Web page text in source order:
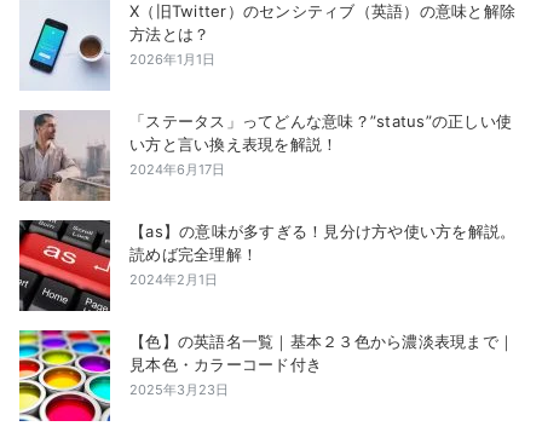
X（旧Twitter）のセンシティブ（英語）の意味と解除
方法とは？
2026年1月1日
「ステータス」ってどんな意味？”status”の正しい使
い方と言い換え表現を解説！
2024年6月17日
【as】の意味が多すぎる！見分け方や使い方を解説。
読めば完全理解！
2024年2月1日
【色】の英語名一覧｜基本２３色から濃淡表現まで｜
見本色・カラーコード付き
2025年3月23日